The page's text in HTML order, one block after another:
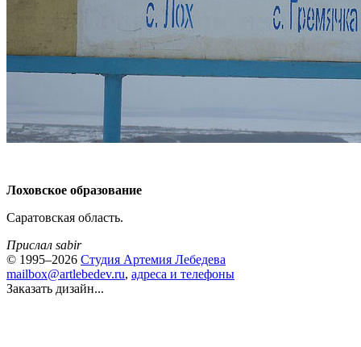
Лоховское образование
Саратовская область.
Прислал sabir
© 1995–2026 Студия Артемия Лебедева
mailbox@artlebedev.ru, адреса и телефоны
Заказать дизайн...